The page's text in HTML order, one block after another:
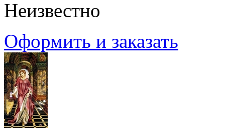
Неизвестно
Оформить и заказать